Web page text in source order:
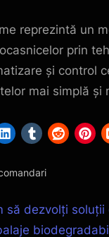
reprezintă un
prin
și control
mai simplă și
să dezvolți soluții